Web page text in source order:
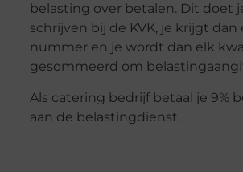
belasting over betalen. Dit doet
schrijven bij de KVK, je krijgt dan
nummer en je wordt dan elk
gesommeerd om
Als catering bedrijf betaal je 9%
aan de belastingdienst.